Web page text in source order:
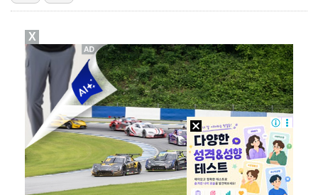
정해인X강하늘X이청아X유재명X김선영 뭉쳤다…'아가미',…
'오징어 게임' 미국판 스핀오프, 제작 무산설 "넷플릭…
[ST포토] 정지효, 반가운 손인사
'1라운드 115위' 김민별, 2라운드 7타 줄이며 7…
X